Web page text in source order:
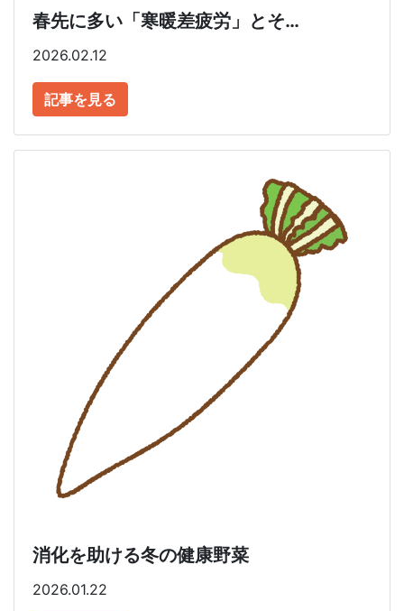
春先に多い「寒暖差疲労」とそ…
2026.02.12
記事を見る
消化を助ける冬の健康野菜
2026.01.22